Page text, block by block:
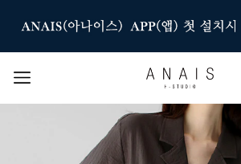
인기 검색어